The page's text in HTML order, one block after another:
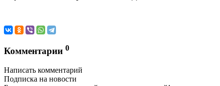
Комментарии 0
Написать комментарий
Подписка на новости